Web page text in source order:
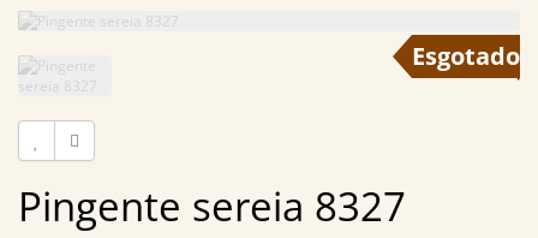
Pingente sereia 8327